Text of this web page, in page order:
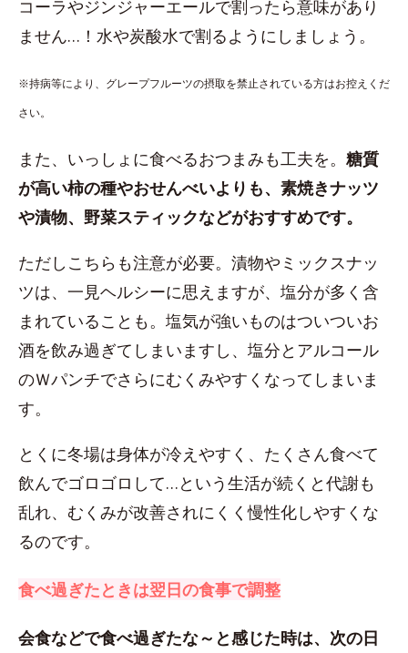
コーラやジンジャーエールで割ったら意味があり
ません…！水や炭酸水で割るようにしましょう。
※持病等により、グレープフルーツの摂取を禁止されている方はお控えくだ
さい。
また、いっしょに食べるおつまみも工夫を。 糖質
が高い柿の種やおせんべいよりも、素焼きナッツ
や漬物、野菜スティックなどがおすすめです。
ただしこちらも注意が必要。漬物やミックスナッ
ツは、一見ヘルシーに思えますが、塩分が多く含
まれていることも。塩気が強いものはついついお
酒を飲み過ぎてしまいますし、塩分とアルコール
のＷパンチでさらにむくみやすくなってしまいま
す。
とくに冬場は身体が冷えやすく、たくさん食べて
飲んでゴロゴロして…という生活が続くと代謝も
乱れ、むくみが改善されにくく慢性化しやすくな
るのです。
食べ過ぎたときは翌日の食事で調整
会食などで食べ過ぎたな～と感じた時は、次の日